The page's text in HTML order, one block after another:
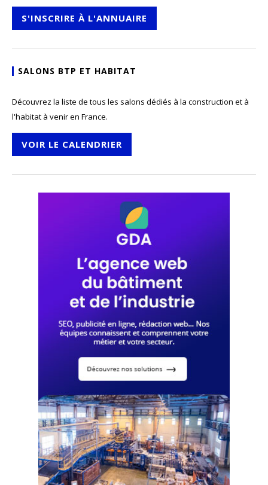
S'INSCRIRE À L'ANNUAIRE
SALONS BTP ET HABITAT
Découvrez la liste de tous les salons dédiés à la construction et à
l'habitat à venir en France.
VOIR LE CALENDRIER